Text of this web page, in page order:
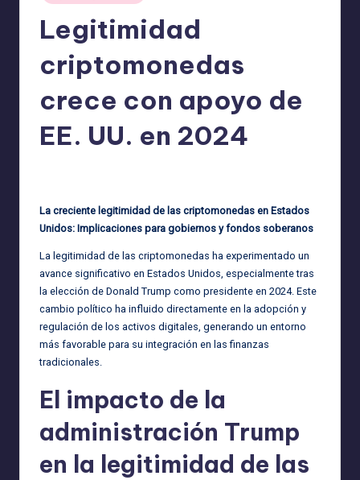
Legitimidad
criptomonedas
crece con apoyo de
EE. UU. en 2024
La creciente legitimidad de las criptomonedas en Estados
Unidos: Implicaciones para gobiernos y fondos soberanos
La legitimidad de las criptomonedas ha experimentado un
avance significativo en Estados Unidos, especialmente tras
la elección de Donald Trump como presidente en 2024. Este
cambio político ha influido directamente en la adopción y
regulación de los activos digitales, generando un entorno
más favorable para su integración en las finanzas
tradicionales.
El impacto de la
administración Trump
en la legitimidad de las